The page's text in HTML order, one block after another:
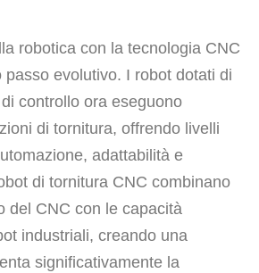
robotica con la tecnologia CNC
evolutivo. I robot dotati di
controllo ora eseguono
di tornitura, offrendo livelli
adattabilità e
di tornitura CNC combinano
del CNC con le capacità
industriali, creando una
significativamente la